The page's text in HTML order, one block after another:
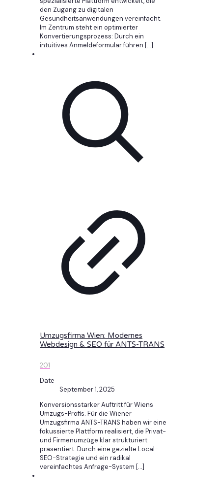
den Zugang zu digitalen
Gesundheitsanwendungen vereinfacht.
Im Zentrum steht ein optimierter
Konvertierungsprozess: Durch ein
intuitives Anmeldeformular führen […]
Umzugsfirma Wien: Modernes
Webdesign & SEO für ANTS-TRANS
201
Date
September 1, 2025
Konversionsstarker Auftritt für Wiens
Umzugs-Profis. Für die Wiener
Umzugsfirma ANTS-TRANS haben wir eine
fokussierte Plattform realisiert, die Privat-
und Firmenumzüge klar strukturiert
präsentiert. Durch eine gezielte Local-
SEO-Strategie und ein radikal
vereinfachtes Anfrage-System […]